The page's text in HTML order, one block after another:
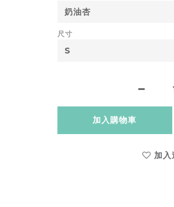
尺寸
加入購物車
加入